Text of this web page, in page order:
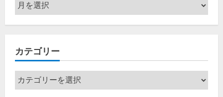
ー
カ
ブ
カテゴリー
カ
テ